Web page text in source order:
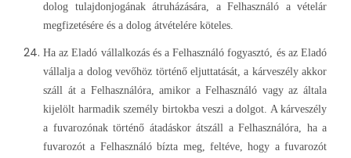
dolog tulajdonjogának átruházására, a Felhasználó a vételár
megfizetésére és a dolog átvételére köteles.
Ha az Eladó vállalkozás és a Felhasználó fogyasztó, és az Eladó
vállalja a dolog vevőhöz történő eljuttatását, a kárveszély akkor
száll át a Felhasználóra, amikor a Felhasználó vagy az általa
kijelölt harmadik személy birtokba veszi a dolgot. A kárveszély
a fuvarozónak történő átadáskor átszáll a Felhasználóra, ha a
fuvarozót a Felhasználó bízta meg, feltéve, hogy a fuvarozót